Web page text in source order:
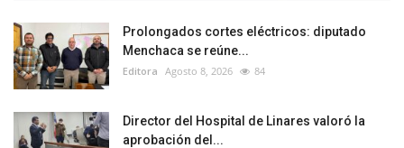
Prolongados cortes eléctricos: diputado
Menchaca se reúne...
Editora Agosto 8, 2026 84
Director del Hospital de Linares valoró la
aprobación del...